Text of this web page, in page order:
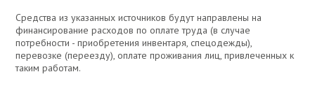
Средства из указанных источников будут направлены на
финансирование расходов по оплате труда (в случае
потребности - приобретения инвентаря, спецодежды),
перевозке (переезду), оплате проживания лиц, привлеченных к
таким работам.